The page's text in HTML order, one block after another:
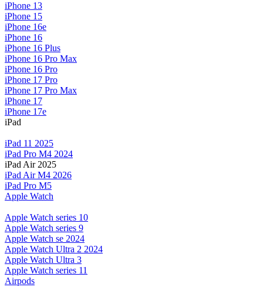
iPhone 13
iPhone 15
iPhone 16e
iPhone 16
iPhone 16 Plus
iPhone 16 Pro Max
iPhone 16 Pro
iPhone 17 Pro
iPhone 17 Pro Max
iPhone 17
iPhone 17e
iPad
iPad 11 2025
iPad Pro M4 2024
iPad Air 2025
iPad Air M4 2026
iPad Pro M5
Apple Watch
Apple Watch series 10
Apple Watch series 9
Apple Watch se 2024
Apple Watch Ultra 2 2024
Apple Watch Ultra 3
Apple Watch series 11
Airpods